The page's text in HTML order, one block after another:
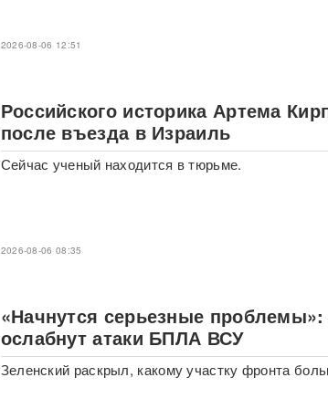
2026-08-06 12:51
Российского историка Артема
после въезда в Израиль
Сейчас ученый находится в тюрьме.
2026-08-06 08:35
«Начнутся серьезные проблемы»:
ослабнут атаки БПЛА ВСУ
Зеленский раскрыл, какому участку фронта